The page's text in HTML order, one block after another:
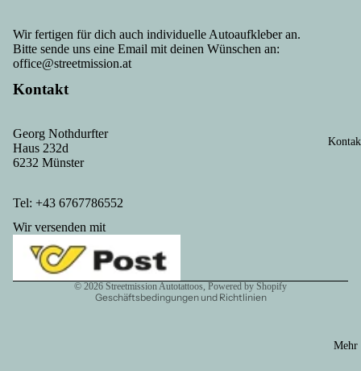
Mehr
Wir fertigen für dich auch individuelle Autoaufkleber an.
Bitte sende uns eine Email mit deinen Wünschen an:
office@streetmission.at
Kontakt
Georg Nothdurfter
Haus 232d
6232 Münster
Tel: +43 6767786552
Wir versenden mit
© 2026 Streetmission Autotattoos , Powered by Shopify
Geschäftsbedingungen und Richtlinien
Datenschutzerklärung
AGB
Versand
Impressum
Widerrufsrecht